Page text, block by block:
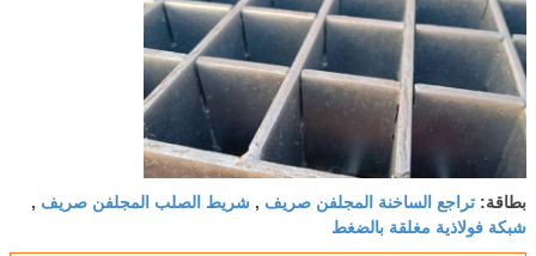
بطاقة: تراجع الساخنة المجلفن صريف , شريط الصلب المجلفن صريف ,
شبكة فولاذية مغلقة بالضغط